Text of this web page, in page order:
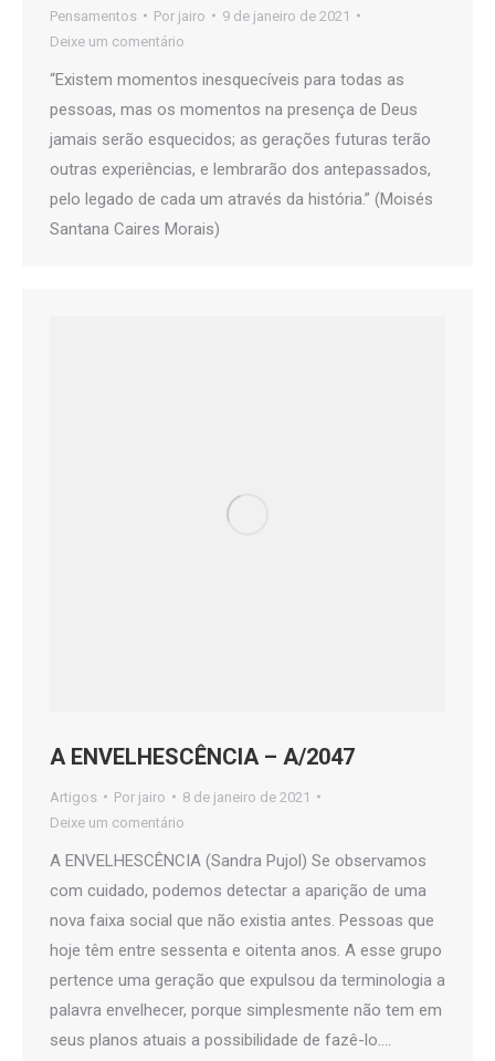
Pensamentos Por jairo
9 de janeiro de 2021
Deixe um comentário
“Existem momentos inesquecíveis para todas as
pessoas, mas os momentos na presença de Deus
jamais serão esquecidos; as gerações futuras terão
outras experiências, e lembrarão dos antepassados,
pelo legado de cada um através da história.” (Moisés
Santana Caires Morais)
A ENVELHESCÊNCIA – A/2047
Artigos Por jairo
8 de janeiro de 2021
Deixe um comentário
A ENVELHESCÊNCIA (Sandra Pujol) Se observamos
com cuidado, podemos detectar a aparição de uma
nova faixa social que não existia antes. Pessoas que
hoje têm entre sessenta e oitenta anos. A esse grupo
pertence uma geração que expulsou da terminologia a
palavra envelhecer, porque simplesmente não tem em
seus planos atuais a possibilidade de fazê-lo.…